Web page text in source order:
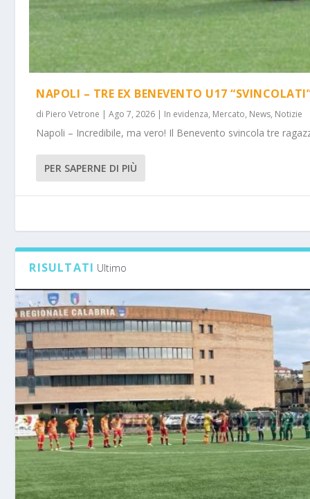
NAPOLI – TRE EX BENEVENTO U17
di Piero Vetrone |Ago 7, 2026 | In evidenza, Mercato, News, Notizie
Napoli – Incredibile, ma vero! Il Benevento svincola tre
PER SAPERNE DI PIÙ
RISULTATI Ultimo